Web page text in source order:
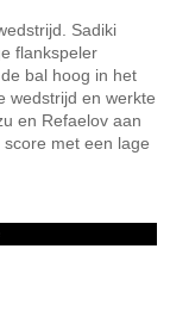
Sadiki
flankspeler
bal hoog in het
wedstrijd en werkte
en Refaelov aan
met een lage